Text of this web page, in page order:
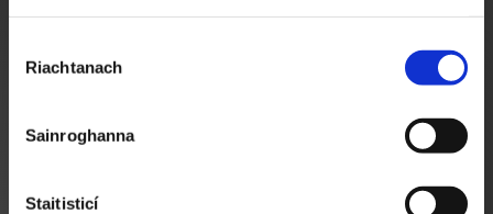
Toilithe
Riachtanach
Sainroghanna
Staitisticí